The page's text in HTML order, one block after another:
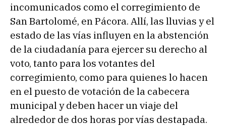
incomunicados como el corregimiento de
San Bartolomé, en Pácora. Allí, las lluvias y el
estado de las vías influyen en la abstención
de la ciudadanía para ejercer su derecho al
voto, tanto para los votantes del
corregimiento, como para quienes lo hacen
en el puesto de votación de la cabecera
municipal y deben hacer un viaje del
alrededor de dos horas por vías destapada.